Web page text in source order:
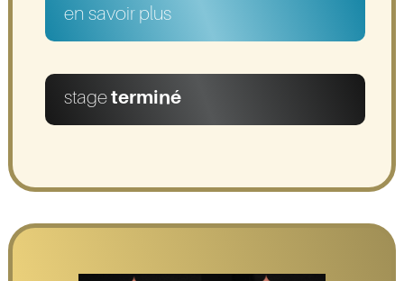
en savoir plus
stageterminé